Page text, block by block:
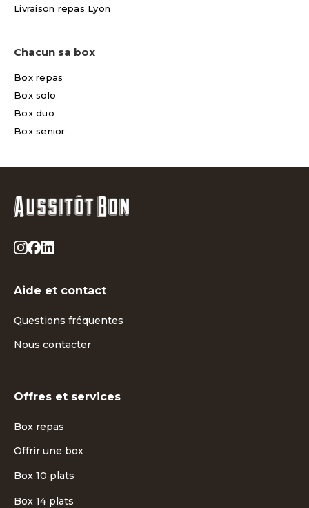
Livraison repas Lyon
Chacun sa box
Box repas
Box solo
Box duo
Box senior
Aide et contact
Questions fréquentes
Nous contacter
Offres et services
Box repas
Offrir une box
Box 10 plats
Box 14 plats